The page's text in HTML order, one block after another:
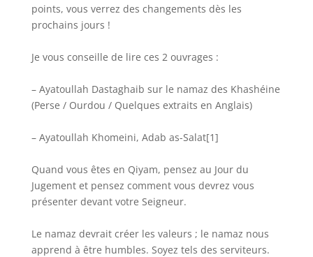
points, vous verrez des changements dès les
prochains jours !
Je vous conseille de lire ces 2 ouvrages :
– Ayatoullah Dastaghaib sur le namaz des Khashéine
(Perse / Ourdou / Quelques extraits en Anglais)
– Ayatoullah Khomeini, Adab as-Salat[1]
Quand vous êtes en Qiyam, pensez au Jour du
Jugement et pensez comment vous devrez vous
présenter devant votre Seigneur.
Le namaz devrait créer les valeurs ; le namaz nous
apprend à être humbles. Soyez tels des serviteurs.